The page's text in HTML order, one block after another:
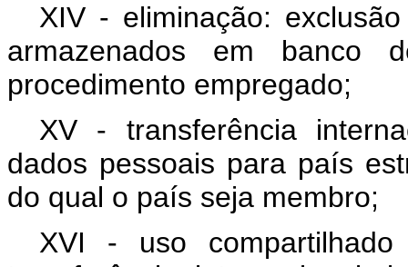
XIV - eliminação:
armazenados em banco
procedimento empregado;
XV - transferência
dados pessoais para país
do qual o país seja membro;
XVI - uso compartilhado